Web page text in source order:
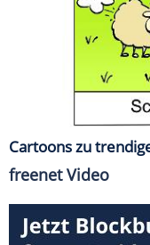
Cartoons zu
freenet Video